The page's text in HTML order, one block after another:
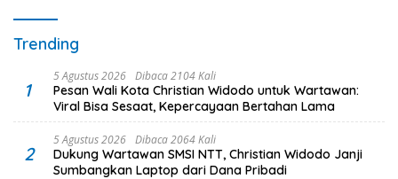
Trending
1
5 Agustus 2026 Dibaca 2104 Kali
Pesan Wali Kota Christian Widodo untuk Wartawan:
Viral Bisa Sesaat, Kepercayaan Bertahan Lama
2
5 Agustus 2026 Dibaca 2064 Kali
Dukung Wartawan SMSI NTT, Christian Widodo Janji
Sumbangkan Laptop dari Dana Pribadi